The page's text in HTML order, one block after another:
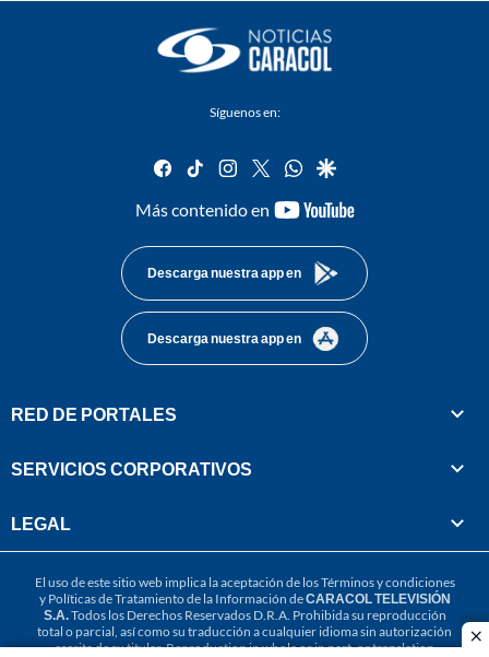
Síguenos en:
facebook
tiktok instagram
twitterwhatsapp
google
Más contenido en
youtube-
Descarga nuestra app en
Descarga nuestra app en
RED DE PORTALES
SERVICIOS CORPORATIVOS
LEGAL
El uso de este sitio web implica la aceptación de losTérminos y condiciones
y Políticas de Tratamiento de la Información deCARACOL TELEVISIÓN
S.A.Todos los Derechos Reservados D.R.A. Prohibida su reproducción
total o parcial, así como su traducción a cualquier idioma sin autorización
escrita de su titular. Reproduction in whole or in part, or translation